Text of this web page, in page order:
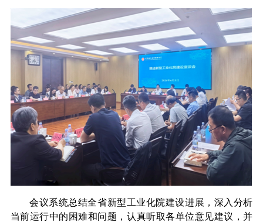
会议系统总结全省新型工业化院建设进展，深入分析
当前运行中的困难和问题， 认真听取各单位意见建议，并